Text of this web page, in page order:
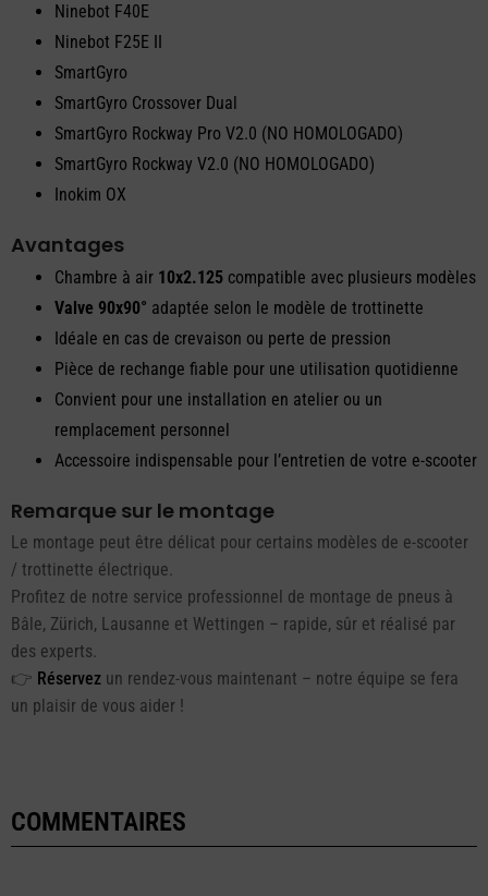
Ninebot F40E
Ninebot F25E II
SmartGyro
SmartGyro Crossover Dual
SmartGyro Rockway Pro V2.0 (NO HOMOLOGADO)
SmartGyro Rockway V2.0 (NO HOMOLOGADO)
Inokim OX
Avantages
Chambre à air 10x2.125 compatible avec plusieurs modèles
Valve 90x90° adaptée selon le modèle de trottinette
Idéale en cas de crevaison ou perte de pression
Pièce de rechange fiable pour une utilisation quotidienne
Convient pour une installation en atelier ou un
remplacement personnel
Accessoire indispensable pour l’entretien de votre e-scooter
Remarque sur le montage
Le montage peut être délicat pour certains modèles de e-scooter
/ trottinette électrique.
Profitez de notre service professionnel de montage de pneus à
Bâle, Zürich, Lausanne et Wettingen – rapide, sûr et réalisé par
des experts.
👉 Réservez un rendez-vous maintenant – notre équipe se fera
un plaisir de vous aider !
COMMENTAIRES